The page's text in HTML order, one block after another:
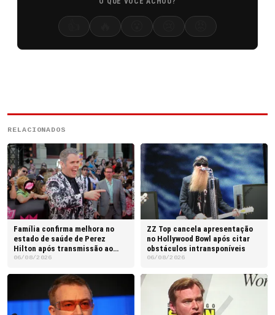
RELACIONADOS
Família confirma melhora no
estado de saúde de Perez
Hilton após transmissão ao
vivo
06/08/2026
ZZ Top cancela apresentação
no Hollywood Bowl após citar
obstáculos intransponíveis
06/08/2026